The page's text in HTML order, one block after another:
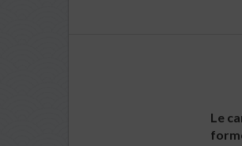
Le